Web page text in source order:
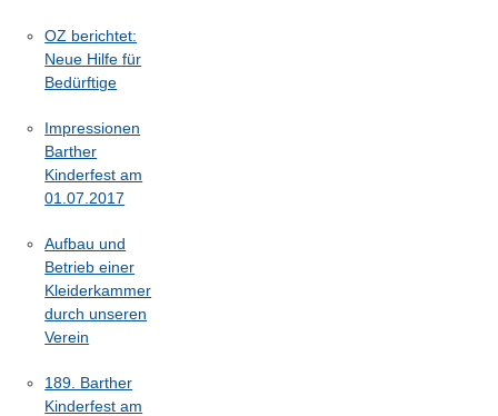
OZ berichtet:
Neue Hilfe für
Bedürftige
Impressionen
Barther
Kinderfest am
01.07.2017
Aufbau und
Betrieb einer
Kleiderkammer
durch unseren
Verein
189. Barther
Kinderfest am